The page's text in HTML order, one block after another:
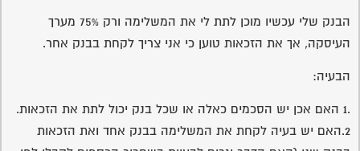
הבנק שלי עכשיו מוכן לתת לי את המשלימה ורק 75% מערך
העיסקה, אך את הזכאות טוען כי אני צריך לקחת בבנק אחר.
הבעיה:
2.האם יש בעיה לקחת את המשלימה בבנק אחד ואת הזכאות